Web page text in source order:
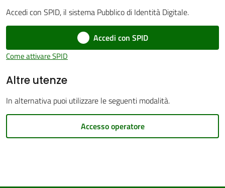
PNRR
Servizi
line
argomenti
Accedi con SPID, il sistema Pubblico di Identità Digitale.
Accedi con SPID
Come attivare SPID
Altre utenze
In alternativa puoi utilizzare le seguenti modalità.
Accesso operatore